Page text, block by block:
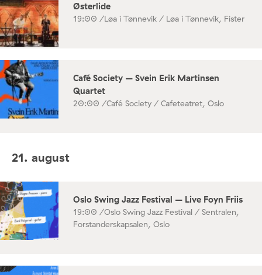
Østerlide
19:00 /Løa i Tønnevik / Løa i Tønnevik, Fister
Café Society – Svein Erik Martinsen
Quartet
20:00 /Café Society / Cafeteatret, Oslo
21. august
Oslo Swing Jazz Festival – Live Foyn Friis
19:00 /Oslo Swing Jazz Festival / Sentralen,
Forstanderskapsalen, Oslo